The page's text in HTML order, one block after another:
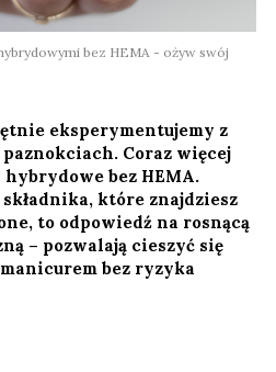
bez HEMA - ożyw swój
eksperymentujemy z
Coraz więcej
bez HEMA.
które znajdziesz
to odpowiedź na rosnącą
– pozwalają cieszyć się
bez ryzyka